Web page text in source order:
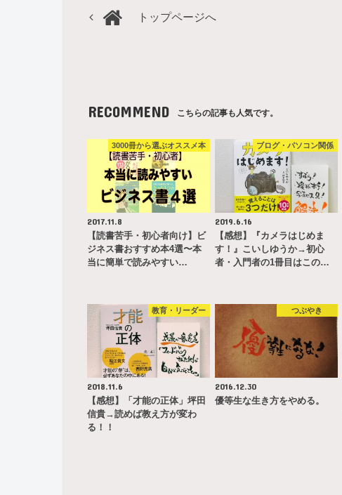
トップページへ
RECOMMEND こちらの記事も人気です。
3000冊から選ぶオススメ本
2017.11.8
【読書苦手・初心者向け】ビ
ジネス書おすすめ本4選〜本
当に簡単で読みやすい…
ブログ・パソコン関係
2019.6.16
【感想】『カメラはじめま
す！』こいしゆうか→初心
者・入門者の1冊目はこの…
教育・リーダー
2018.11.6
【感想】「才能の正体」坪田
信貴→読めば教え方が変わ
る！！
つぶやき
2016.12.30
優等生な生き方をやめる。